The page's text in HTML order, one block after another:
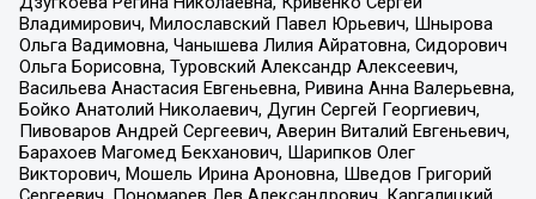
Владимирович, Милославский Павел Юрьевич, Шнырова
Ольга Вадимовна, Чанышева Лилия Айратовна, Сидорович
Ольга Борисовна, Туровский Александр Алексеевич,
Васильева Анастасия Евгеньевна, Ривина Анна Валерьевна,
Бойко Анатолий Николаевич, Дугин Сергей Георгиевич,
Пивоваров Андрей Сергеевич, Аверин Виталий Евгеньевич,
Барахоев Магомед Бекханович, Шарипков Олег
Викторович, Мошель Ирина Ароновна, Шведов Григорий